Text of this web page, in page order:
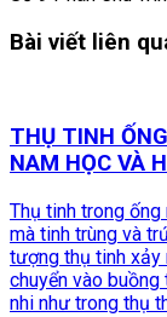
Bài viết liên
THỤ TINH
NAM HỌC VÀ
Thụ tinh trong
mà tinh trùng và
tượng thụ tinh xảy
chuyển vào
nhi như trong thụ